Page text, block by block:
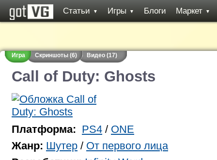
Статьи ▼ Игры ▼ Блоги Маркет ▼
Игра Скриншоты (6) Видео (17)
Call of Duty: Ghosts
Платформа: PS4 / ONE
Жанр: Шутер / От первого лица